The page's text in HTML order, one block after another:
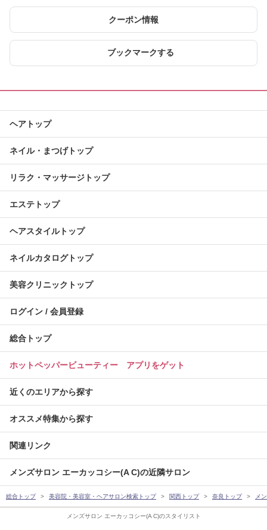
メンズサロン エーカッコシー(A C)のスタイリスト
クーポン情報
ブックマークする
ヘアトップ
ネイル・まつげトップ
リラク・マッサージトップ
エステトップ
ヘアスタイルトップ
ネイルカタログトップ
美容クリニックトップ
ログイン / 会員登録
総合トップ
ホットペッパービューティー アプリをゲット
近くのエリアから探す
オススメ特集から探す
関連リンク
メンズサロン エーカッコシー(A C)の近隣サロン
総合トップ 美容院・美容室・ヘアサロン検索トップ 関西トップ 奈良トップ メ